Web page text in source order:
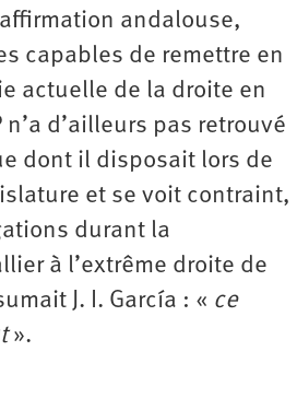
andalouse,
capables de remettre en
actuelle de la droite en
d’ailleurs pas retrouvé
dont il disposait lors de
et se voit contraint,
durant la
à l’extrême droite de
J. I. García : « ce
».